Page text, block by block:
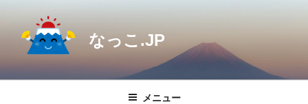
なっこ.JP
メニュー